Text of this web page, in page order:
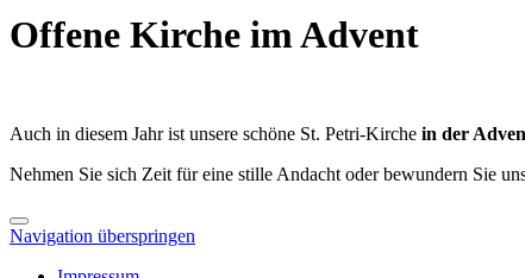
Offene Kirche im Advent
Auch in diesem Jahr ist unsere schöne St. Petri-Kirche in der
Nehmen Sie sich Zeit für eine stille Andacht oder bewundern Sie
Navigation überspringen